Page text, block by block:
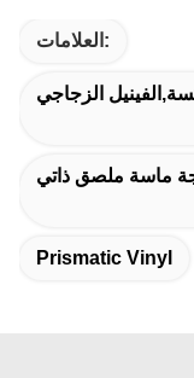
العلامات:
الزجاجي
ماسة ملصق ذاتي
Prismatic Vinyl